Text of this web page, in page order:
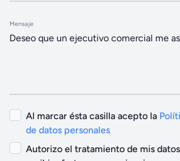
Mensaje
Al marcar ésta casilla acepto la
de datos personales
Autorizo el tratamiento de mis